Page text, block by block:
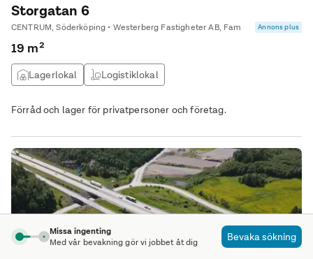
Storgatan 6
CENTRUM, Söderköping • Westerberg Fastigheter AB, Fam Annons plus
19 m²
Lagerlokal Logistiklokal
Förråd och lager för privatpersoner och företag.
Missa ingenting
Med vår bevakning gör vi jobbet åt dig
Bevaka sökning